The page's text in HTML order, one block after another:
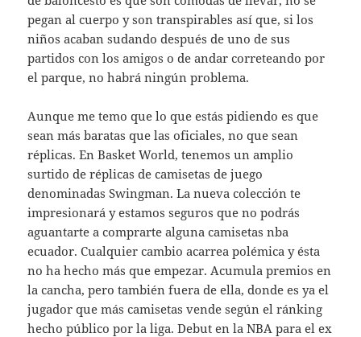
pegan al cuerpo y son transpirables así que, si los
niños acaban sudando después de uno de sus
partidos con los amigos o de andar correteando por
el parque, no habrá ningún problema.
Aunque me temo que lo que estás pidiendo es que
sean más baratas que las oficiales, no que sean
réplicas. En Basket World, tenemos un amplio
surtido de réplicas de camisetas de juego
denominadas Swingman. La nueva colección te
impresionará y estamos seguros que no podrás
aguantarte a comprarte alguna camisetas nba
ecuador. Cualquier cambio acarrea polémica y ésta
no ha hecho más que empezar. Acumula premios en
la cancha, pero también fuera de ella, donde es ya el
jugador que más camisetas vende según el ránking
hecho público por la liga. Debut en la NBA para el ex